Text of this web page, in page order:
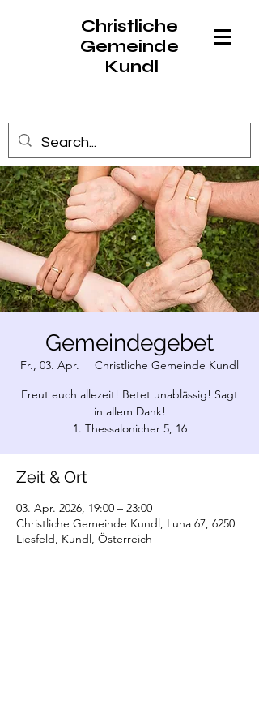
Christliche
Gemeinde
Kundl
Anmelden
Gemeindegebet
Fr., 03. Apr.
  |
Christliche Gemeinde Kundl
Freut euch allezeit! Betet unablässig! Sagt
in allem Dank!
1. Thessalonicher 5, 16
Zeit & Ort
03. Apr. 2026, 19:00 – 23:00
Christliche Gemeinde Kundl, Luna 67, 6250
Liesfeld, Kundl, Österreich